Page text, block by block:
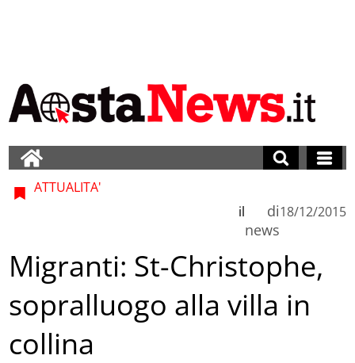
ATTUALITA'
di
news
il 18/12/2015
Migranti: St-Christophe,
sopralluogo alla villa in
collina